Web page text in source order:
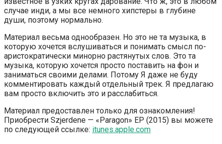
случае инди, а мы все немного хипстеры в глубине
души, поэтому нормально.
Материал весьма однообразен. Но это не та музыка, в
которую хочется вслушиваться и понимать смысл по-
аристократически минорно растянутых слов. Это та
музыка, которую хочется просто поставить на фон и
заниматься своими делами. Потому Я даже не буду
комментировать каждый отдельный трек. Я предлагаю
вам просто включить это и расслабиться.
Материал предоставлен только для ознакомления!
Приобрести Szjerdene — «Paragon» EP (2015) вы можете
по следующей ссылке: itunes.apple.com